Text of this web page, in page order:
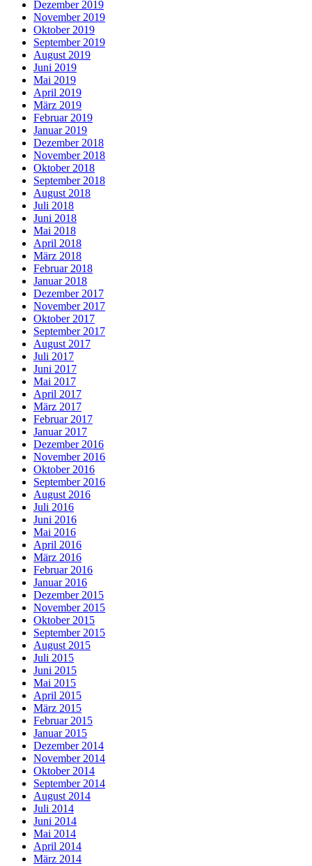
Dezember 2019
November 2019
Oktober 2019
September 2019
August 2019
Juni 2019
Mai 2019
April 2019
März 2019
Februar 2019
Januar 2019
Dezember 2018
November 2018
Oktober 2018
September 2018
August 2018
Juli 2018
Juni 2018
Mai 2018
April 2018
März 2018
Februar 2018
Januar 2018
Dezember 2017
November 2017
Oktober 2017
September 2017
August 2017
Juli 2017
Juni 2017
Mai 2017
April 2017
März 2017
Februar 2017
Januar 2017
Dezember 2016
November 2016
Oktober 2016
September 2016
August 2016
Juli 2016
Juni 2016
Mai 2016
April 2016
März 2016
Februar 2016
Januar 2016
Dezember 2015
November 2015
Oktober 2015
September 2015
August 2015
Juli 2015
Juni 2015
Mai 2015
April 2015
März 2015
Februar 2015
Januar 2015
Dezember 2014
November 2014
Oktober 2014
September 2014
August 2014
Juli 2014
Juni 2014
Mai 2014
April 2014
März 2014